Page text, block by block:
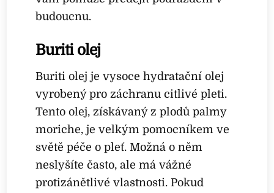
budoucnu.
Buriti olej
Buriti olej je vysoce hydratační olej
vyrobený pro záchranu citlivé pleti.
Tento olej, získávaný z plodů palmy
moriche, je velkým pomocníkem ve
světě péče o pleť. Možná o něm
neslyšíte často, ale má vážné
protizánětlivé vlastnosti. Pokud